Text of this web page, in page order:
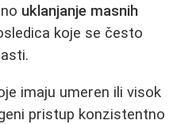
uklanjanje masnih
koje se često
imaju umeren ili visok
pristup konzistentno